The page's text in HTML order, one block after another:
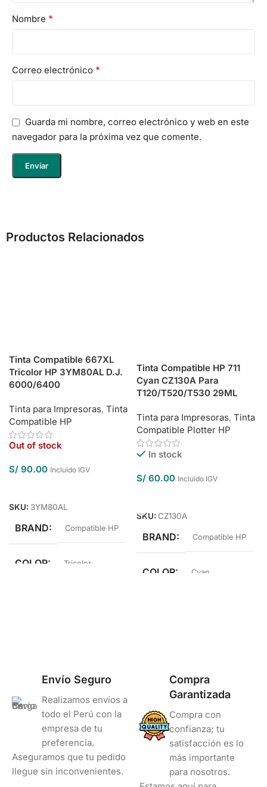
Nombre *
Correo electrónico *
Guarda mi nombre, correo electrónico y web en este
navegador para la próxima vez que comente.
Productos Relacionados
Tinta Compatible 667XL
Tricolor HP 3YM80AL D.J.
6000/6400
Tinta para Impresoras, Tinta
Compatible HP
Out of stock
S/ 90.00 Incluido IGV
SKU: 3YM80AL
BRAND Compatible HP
COLOR Tricolor
Tinta Compatible HP 711
Cyan CZ130A Para
T120/T520/T530 29ML
Tinta para Impresoras, Tinta
Compatible Plotter HP
In stock
S/ 60.00 Incluido IGV
SKU: CZ130A
BRAND Compatible HP
COLOR Cyan
Envío Seguro
Realizamos envíos a
todo el Perú con la
empresa de tu
preferencia.
Aseguramos que tu pedido
llegue sin inconvenientes.
Compra
Garantizada
Compra con
confianza; tu
satisfacción es lo
más importante
para nosotros.